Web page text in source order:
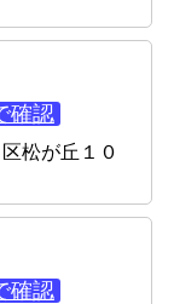
確認
松が丘１０
確認